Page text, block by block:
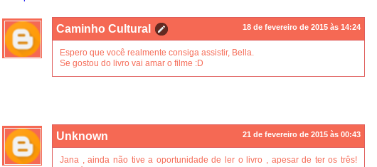
Caminho Cultural 18 de fevereiro de 2015 às 14:24
Espero que você realmente consiga assistir, Bella.
Se gostou do livro vai amar o filme :D
Unknown 21 de fevereiro de 2015 às 00:43
Jana , ainda não tive a oportunidade de ler o livro , apesar de ter os três!